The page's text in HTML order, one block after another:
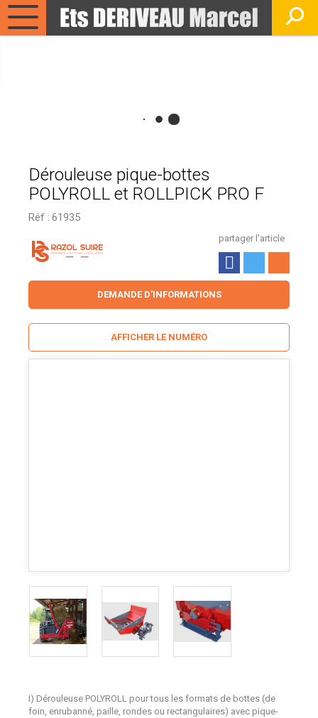
Dérouleuse pique-bottes
POLYROLL et ROLLPICK PRO F
Réf : 61935
partager l'article
I) Dérouleuse POLYROLL pour tous les formats de bottes (de
foin, enrubanné, paille, rondes ou rectangulaires) avec pique-
DEMANDE D'INFORMATIONS
AFFICHER LE NUMÉRO